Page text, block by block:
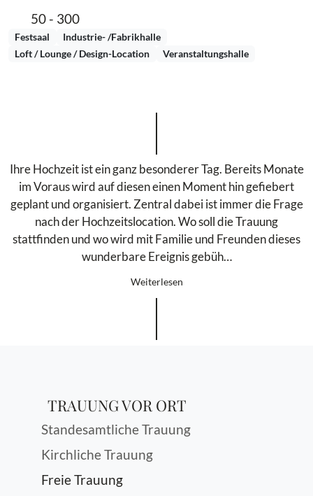
50 - 300
Festsaal
Industrie- /Fabrikhalle
Loft / Lounge / Design-Location
Veranstaltungshalle
Ihre Hochzeit ist ein ganz besonderer Tag. Bereits Monate
im Voraus wird auf diesen einen Moment hin gefiebert
geplant und organisiert. Zentral dabei ist immer die Frage
nach der Hochzeitslocation. Wo soll die Trauung
stattfinden und wo wird mit Familie und Freunden dieses
wunderbare Ereignis gebüh…
Weiterlesen
TRAUUNG VOR ORT
Standesamtliche Trauung
Kirchliche Trauung
Freie Trauung